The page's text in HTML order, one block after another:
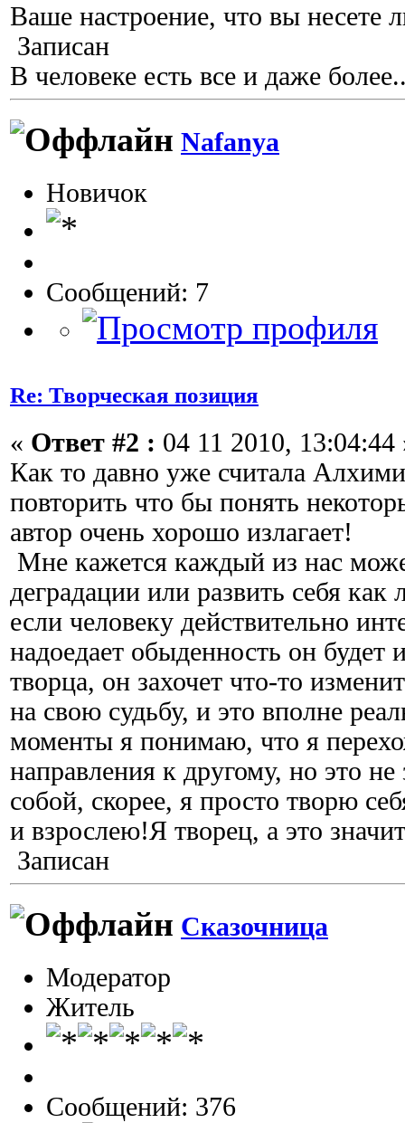
Ваше настроение, что вы несете
Записан
В человеке есть все и даже
Nafanya
Новичок
Сообщений: 7
Re: Творческая позиция
« Ответ #2 : 04 11 2010, 13:04:44
Как то давно уже считала
повторить что бы понять
автор очень хорошо излагает!
Мне кажется каждый из нас
деградации или развить себя
если человеку действительно
надоедает обыденность он будет
творца, он захочет что-то
на свою судьбу, и это вполне
моменты я понимаю, что я
направления к другому, но это
собой, скорее, я просто творю
и взрослею!Я творец, а это
Записан
Сказочница
Модератор
Житель
Сообщений: 376